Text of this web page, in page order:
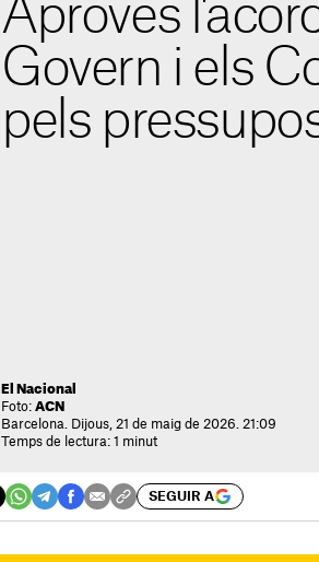
Aproves
Govern i els
pels
El Nacional
Foto: ACN
Barcelona. Dijous, 21 de maig de 2026. 21:09
Temps de lectura: 1 minut
SEGUIR A